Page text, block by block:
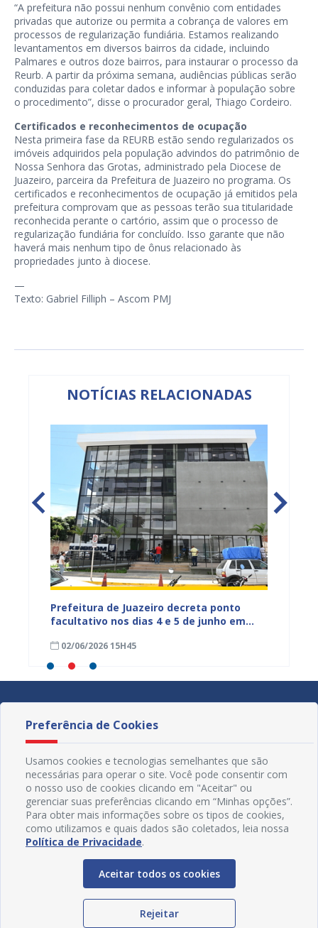
“A prefeitura não possui nenhum convênio com entidades
privadas que autorize ou permita a cobrança de valores em
processos de regularização fundiária. Estamos realizando
levantamentos em diversos bairros da cidade, incluindo
Palmares e outros doze bairros, para instaurar o processo da
Reurb. A partir da próxima semana, audiências públicas serão
conduzidas para coletar dados e informar à população sobre
o procedimento”, disse o procurador geral, Thiago Cordeiro.
Certificados e reconhecimentos de ocupação
Nesta primeira fase da REURB estão sendo regularizados os
imóveis adquiridos pela população advindos do patrimônio de
Nossa Senhora das Grotas, administrado pela Diocese de
Juazeiro, parceira da Prefeitura de Juazeiro no programa. Os
certificados e reconhecimentos de ocupação já emitidos pela
prefeitura comprovam que as pessoas terão sua titularidade
reconhecida perante o cartório, assim que o processo de
regularização fundiária for concluído. Isso garante que não
haverá mais nenhum tipo de ônus relacionado às
propriedades junto à diocese.
—
Texto: Gabriel Filliph – Ascom PMJ
NOTÍCIAS RELACIONADAS
Prefeitura de Juazeiro decreta ponto
facultativo nos dias 4 e 5 de junho em
02/06/2026 15H45
Redes Sociais
Preferência de Cookies
Usamos cookies e tecnologias semelhantes que são
necessárias para operar o site. Você pode consentir com
o nosso uso de cookies clicando em "Aceitar" ou
gerenciar suas preferências clicando em “Minhas opções”.
Para obter mais informações sobre os tipos de cookies,
como utilizamos e quais dados são coletados, leia nossa
Política de Privacidade.
Aceitar todos os cookies
Rejeitar